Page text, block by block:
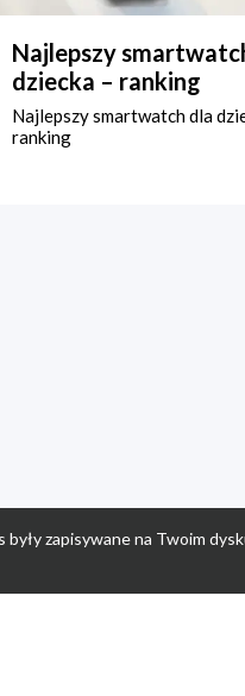
Najlepszy
dziecka – ranking
Najlepszy smartwatch dla
ranking
zapisywane na Twoim